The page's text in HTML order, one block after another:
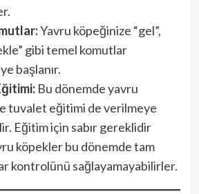
Yavru köpeğinize “gel”,
gibi temel komutlar
başlanır.
Bu dönemde yavru
tuvalet eğitimi de verilmeye
Eğitim için sabır gereklidir
köpekler bu dönemde tam
kontrolünü sağlayamayabilirler.